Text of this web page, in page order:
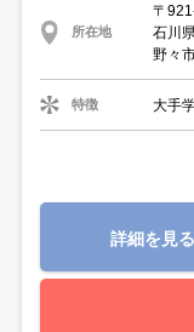
所在地
〒
石川県
野々
特徴 大手
詳細を見る